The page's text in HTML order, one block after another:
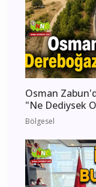
Osman
"Ne Dediysek
Bölgesel